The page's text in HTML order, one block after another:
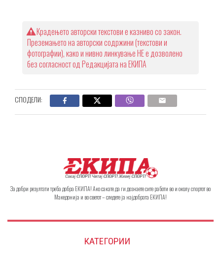
Крадењето авторски текстови е казниво со закон.
Преземањето на авторски содржини (текстови и
фотографии), како и нивно линкување НЕ е дозволено
без согласност од Редакцијата на ЕКИПА
СПОДЕЛИ:
За добри резултати треба добра ЕКИПА! Ако сакате да ги дознаете сите работи во и околу спортот во
Македонија и во светот – следете ја најдобрата ЕКИПА!
КАТЕГОРИИ